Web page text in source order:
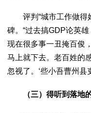
评判“城市工作做得
碑。“过去搞GDP论英
现在很多事一丑掩百俊
马上就下去。老百姓的
忽视了。‘些小吾曹州县
（三）得听到落地